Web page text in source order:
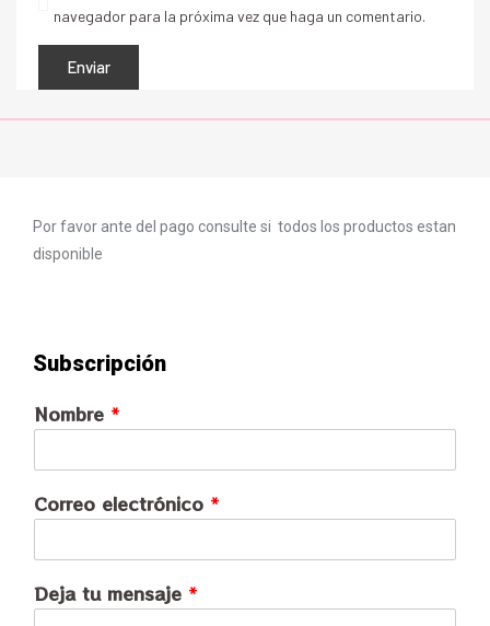
navegador para la próxima vez que haga un comentario.
Por favor ante del pago consulte si todos los productos estan
disponible
Subscripción
Nombre *
Correo electrónico *
Deja tu mensaje *